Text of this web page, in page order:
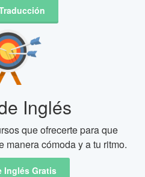
Inglés
que ofrecerte para que
manera cómoda y a tu ritmo.
Inglés Gratis